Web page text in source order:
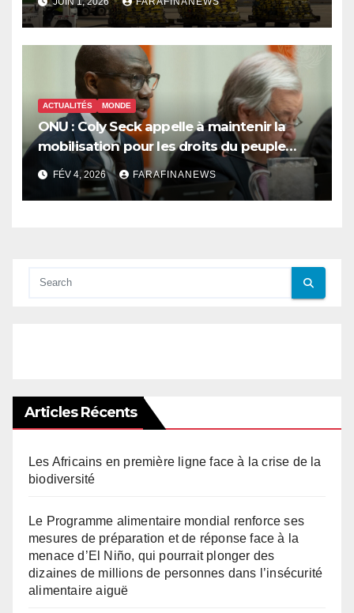
ACTUALITÉS MONDE
ONU : Coly Seck appelle à maintenir la
mobilisation pour les droits du peuple
palestinien
FÉV 4, 2026 FARAFINANEWS
Articles Récents
Les Africains en première ligne face à la crise de la
biodiversité
Le Programme alimentaire mondial renforce ses
mesures de préparation et de réponse face à la
menace d’El Niño, qui pourrait plonger des
dizaines de millions de personnes dans l’insécurité
alimentaire aiguë